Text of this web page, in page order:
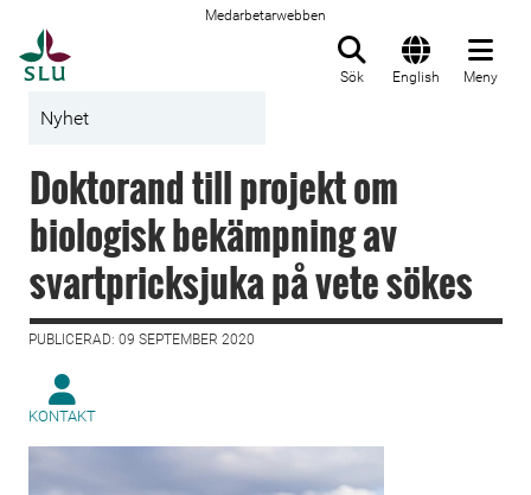
Medarbetarwebben
Sök English Meny
Nyhet
Doktorand till projekt om
biologisk bekämpning av
svartpricksjuka på vete sökes
PUBLICERAD: 09 SEPTEMBER 2020
KONTAKT